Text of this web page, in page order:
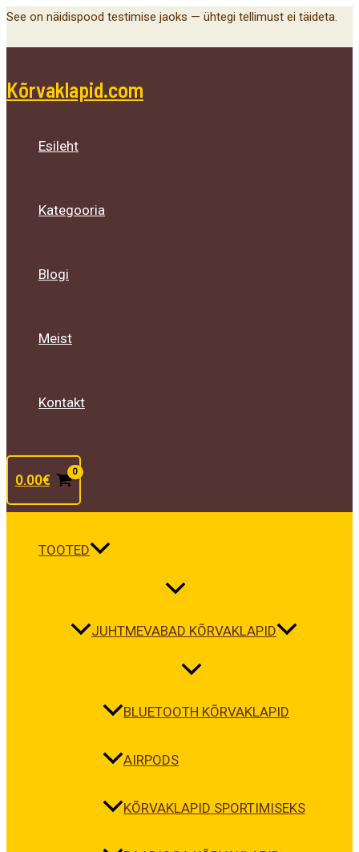
Skip
See on näidispood testimise jaoks — ühtegi tellimust ei täideta.
Kõrvaklapid.com
Esileht
Kategooria
Blogi
Meist
Kontakt
0.00€
TOOTED
Menu
Toggle
JUHTMEVABAD KÕRVAKLAPID
Menu
Toggle
BLUETOOTH KÕRVAKLAPID
AIRPODS
KÕRVAKLAPID SPORTIMISEKS
Menu
Toggle
Main
Menu